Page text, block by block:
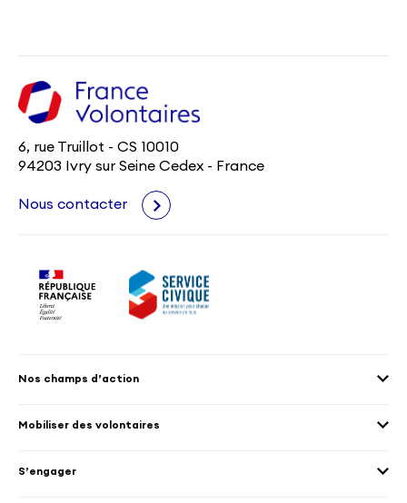
6, rue Truillot - CS 10010
94203 Ivry sur Seine Cedex - France
Nous contacter
Nos champs d’action
Culture et patrimoine
Mobiliser des volontaires
Accueillir des volontaires
S’engager